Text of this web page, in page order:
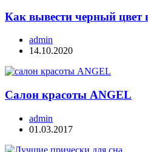
Как вывести черный цвет
admin
14.10.2020
Салон красоты ANGEL
admin
01.03.2017